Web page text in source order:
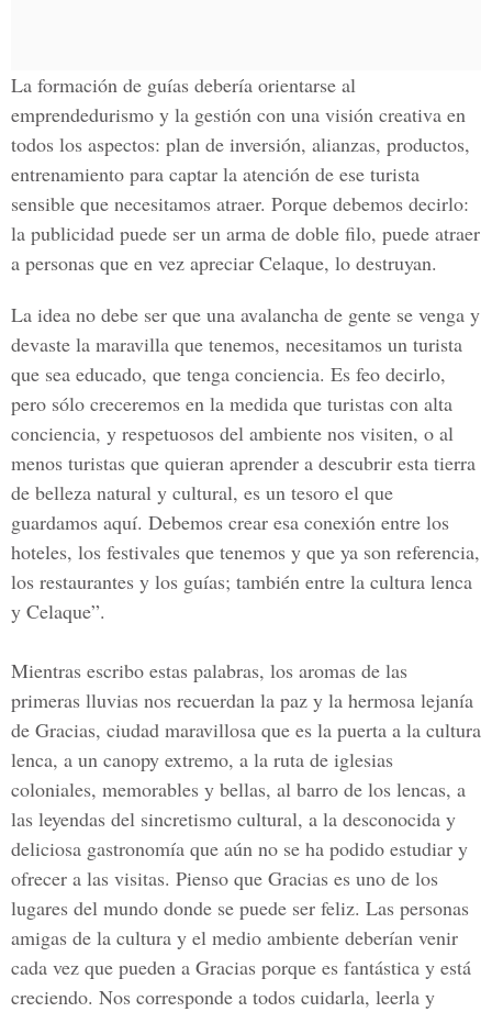
La formación de guías debería orientarse al
emprendedurismo y la gestión con una visión creativa en
todos los aspectos: plan de inversión, alianzas, productos,
entrenamiento para captar la atención de ese turista
sensible que necesitamos atraer. Porque debemos decirlo:
la publicidad puede ser un arma de doble filo, puede atraer
a personas que en vez apreciar Celaque, lo destruyan.
La idea no debe ser que una avalancha de gente se venga y
devaste la maravilla que tenemos, necesitamos un turista
que sea educado, que tenga conciencia. Es feo decirlo,
pero sólo creceremos en la medida que turistas con alta
conciencia, y respetuosos del ambiente nos visiten, o al
menos turistas que quieran aprender a descubrir esta tierra
de belleza natural y cultural, es un tesoro el que
guardamos aquí. Debemos crear esa conexión entre los
hoteles, los festivales que tenemos y que ya son referencia,
los restaurantes y los guías; también entre la cultura lenca
y Celaque”.
Mientras escribo estas palabras, los aromas de las
primeras lluvias nos recuerdan la paz y la hermosa lejanía
de Gracias, ciudad maravillosa que es la puerta a la cultura
lenca, a un canopy extremo, a la ruta de iglesias
coloniales, memorables y bellas, al barro de los lencas, a
las leyendas del sincretismo cultural, a la desconocida y
deliciosa gastronomía que aún no se ha podido estudiar y
ofrecer a las visitas. Pienso que Gracias es uno de los
lugares del mundo donde se puede ser feliz. Las personas
amigas de la cultura y el medio ambiente deberían venir
cada vez que pueden a Gracias porque es fantástica y está
creciendo. Nos corresponde a todos cuidarla, leerla y